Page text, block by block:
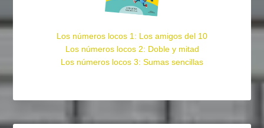
Los números locos 1: Los amigos del 10
Los números locos 2: Doble y mitad
Los números locos 3: Sumas sencillas